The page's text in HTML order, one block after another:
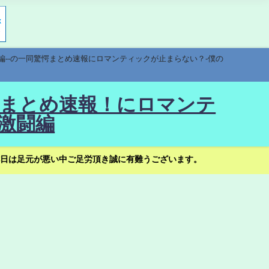
の一同驚愕まとめ速報にロマンティックが止まらない？-僕の
とめ速報！にロマンテ
闘編
足元が悪い中ご足労頂き誠に有難うございます。